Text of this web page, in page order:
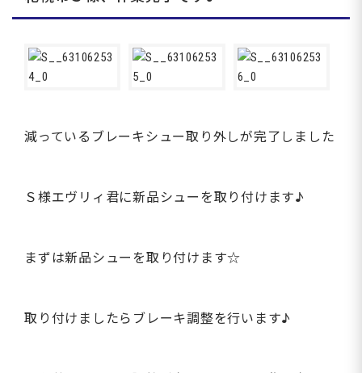
減っているブレーキシュー取り外しが完了しました
Ｓ様エヴリィ君に新品シューを取り付けます♪
まずは新品シューを取り付けます☆
取り付けましたらブレーキ調整を行います♪